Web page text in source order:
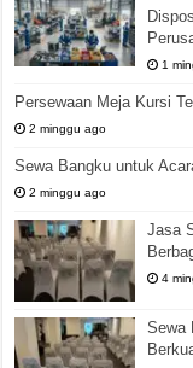
1
Persewaan Meja Kursi
2 minggu ago
Sewa Bangku untuk
2 minggu ago
Jasa
4
Sewa